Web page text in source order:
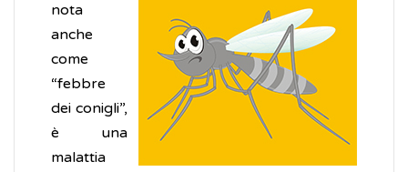
nota
anche
come
“febbre
dei conigli”,
è una
malattia